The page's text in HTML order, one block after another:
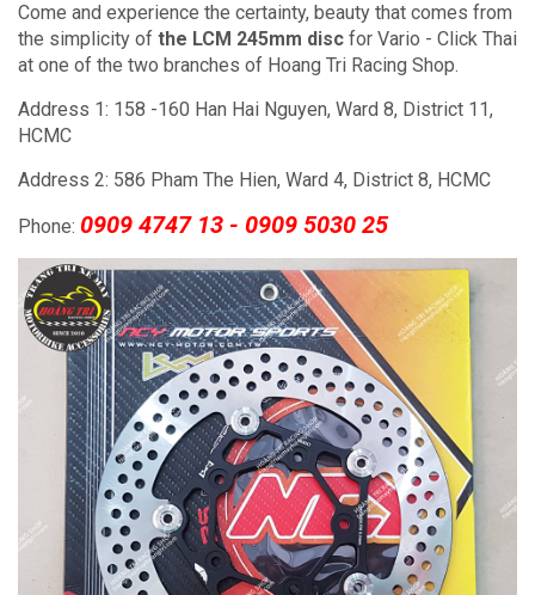
Come and experience the certainty, beauty that comes from
the simplicity of the LCM 245mm disc for Vario - Click Thai
at one of the two branches of Hoang Tri Racing Shop.
Address 1: 158 -160 Han Hai Nguyen, Ward 8, District 11,
HCMC
Address 2: 586 Pham The Hien, Ward 4, District 8, HCMC
Phone: 0909 4747 13 - 0909 5030 25